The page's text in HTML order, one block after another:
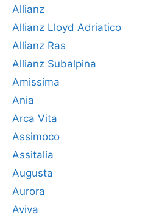
Allianz
Allianz Lloyd Adriatico
Allianz Ras
Allianz Subalpina
Amissima
Ania
Arca Vita
Assimoco
Assitalia
Augusta
Aurora
Aviva